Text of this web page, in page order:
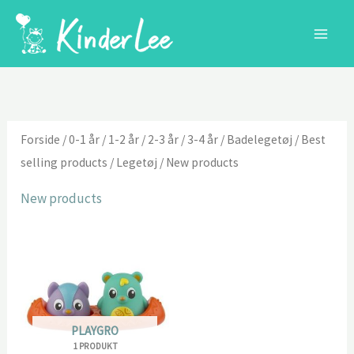
Forside /0-1 år / 1-2 år / 2-3 år / 3-4 år / Badelegetøj / Best
selling products / Legetøj / New products
New products
PLAYGRO
1 PRODUKT